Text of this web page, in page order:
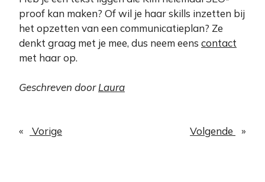
proof kan maken? Of wil je haar skills inzetten bij
het opzetten van een communicatieplan? Ze
denkt graag met je mee, dus neem eens contact
met haar op.
Geschreven doorLaura
« Vorige Volgende »